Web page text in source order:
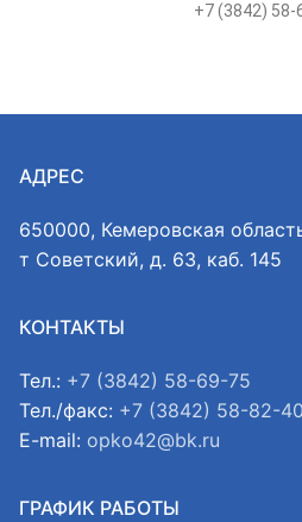
+7 (3842) 58-
АДРЕС
650000, Кемеровская
т Советский, д. 63, каб. 145
КОНТАКТЫ
Тел.: +7 (3842) 58-69-75
Тел./факс: +7 (3842) 58-82-40
E-mail: opko42@bk.ru
ГРАФИК РАБОТЫ